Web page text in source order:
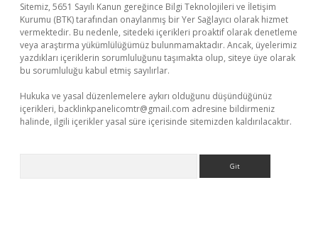
Sitemiz, 5651 Sayılı Kanun gereğince Bilgi Teknolojileri ve İletişim
Kurumu (BTK) tarafından onaylanmış bir Yer Sağlayıcı olarak hizmet
vermektedir. Bu nedenle, sitedeki içerikleri proaktif olarak denetleme
veya araştırma yükümlülüğümüz bulunmamaktadır. Ancak, üyelerimiz
yazdıkları içeriklerin sorumluluğunu taşımakta olup, siteye üye olarak
bu sorumluluğu kabul etmiş sayılırlar.
Hukuka ve yasal düzenlemelere aykırı olduğunu düşündüğünüz
içerikleri, backlinkpanelicomtr@gmail.com adresine bildirmeniz
halinde, ilgili içerikler yasal süre içerisinde sitemizden kaldırılacaktır.